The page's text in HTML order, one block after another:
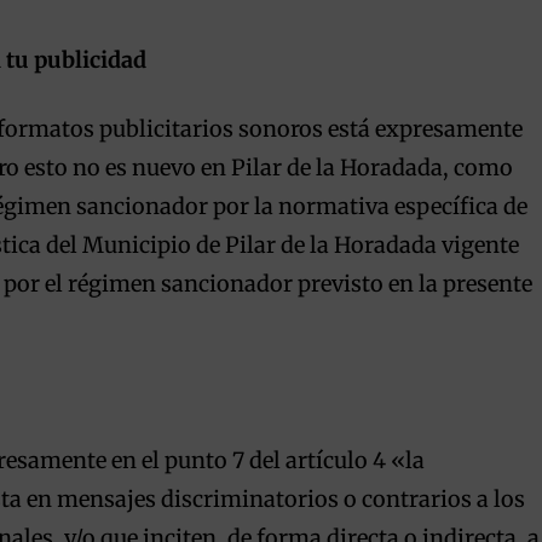
tu publicidad
publicitarios sonoros está expresamente
esto no es nuevo en Pilar de la Horadada, como
sancionador por la normativa específica de
del Municipio de Pilar de la Horadada vigente
el régimen sancionador previsto en la presente
en el punto 7 del artículo 4 «la
en mensajes discriminatorios o contrarios a los